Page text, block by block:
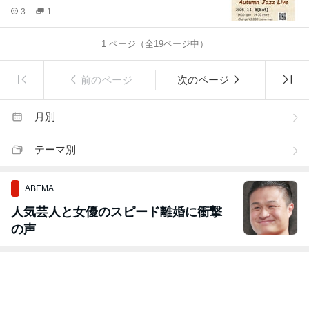
3 1
1ページ（全19ページ中）
前のページ 次のページ
月別
テーマ別
ABEMA
人気芸人と女優のスピード離婚に衝撃
の声